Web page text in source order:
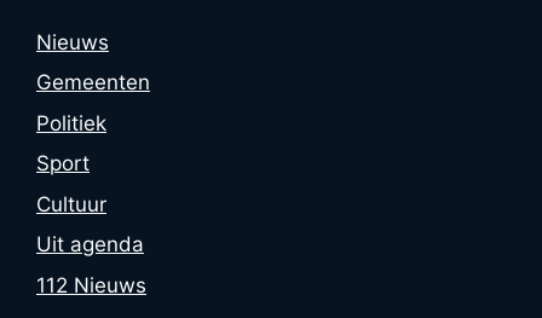
Nieuws
Gemeenten
Politiek
Sport
Cultuur
Uit agenda
112 Nieuws